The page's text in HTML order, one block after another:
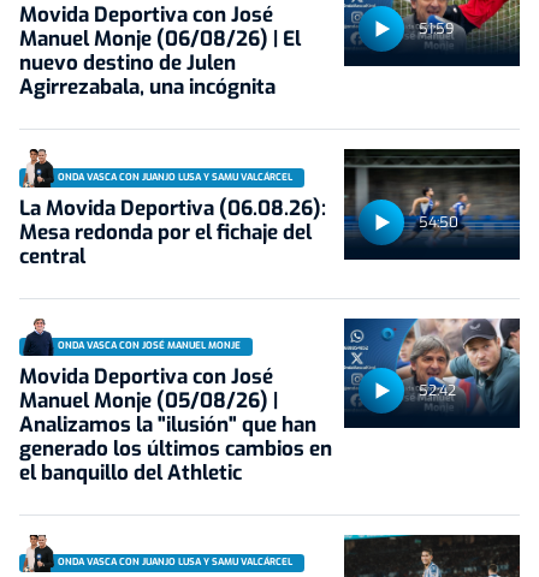
51:59
Movida Deportiva con José
Manuel Monje (06/08/26) | El
nuevo destino de Julen
Agirrezabala, una incógnita
54:50
ONDA VASCA CON JUANJO LUSA Y SAMU VALCÁRCEL
La Movida Deportiva (06.08.26):
Mesa redonda por el fichaje del
central
52:42
ONDA VASCA CON JOSÉ MANUEL MONJE
Movida Deportiva con José
Manuel Monje (05/08/26) |
Analizamos la "ilusión" que han
generado los últimos cambios en
el banquillo del Athletic
ONDA VASCA CON JUANJO LUSA Y SAMU VALCÁRCEL